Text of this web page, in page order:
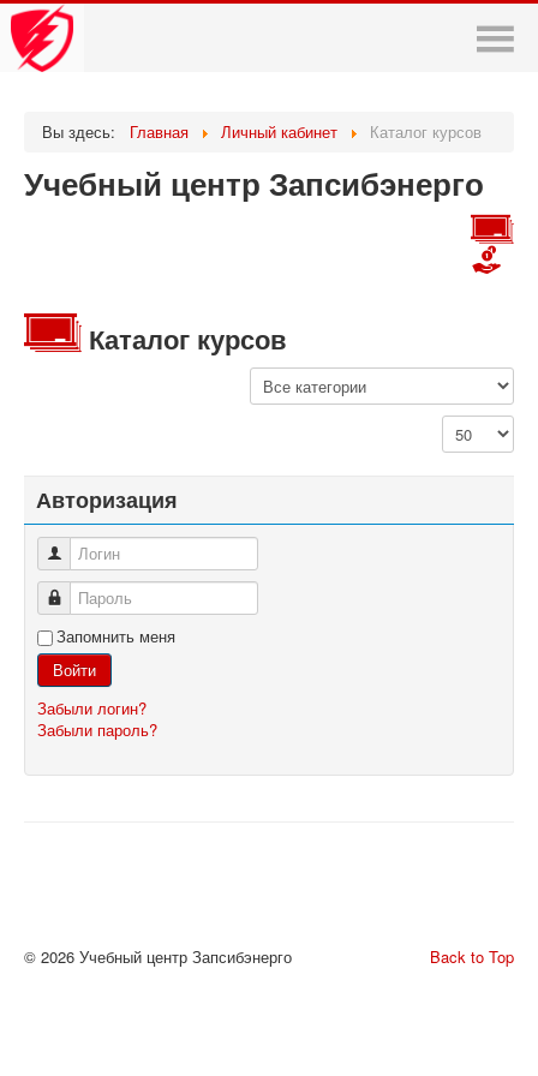
Учебный центр
Вы здесь: Главная Личный кабинет Каталог курсов
Учебный центр Запсибэнерго
Каталог курсов
Авторизация
Логин
Пароль
Запомнить меня
Войти
Забыли логин?
Забыли пароль?
Back to Top
© 2026 Учебный центр Запсибэнерго